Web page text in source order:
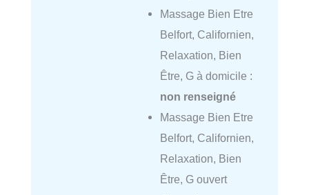
Massage Bien Etre
Belfort, Californien,
Relaxation, Bien
Être, G à domicile :
non renseigné
Massage Bien Etre
Belfort, Californien,
Relaxation, Bien
Être, G ouvert